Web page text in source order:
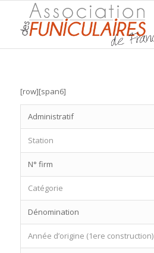
[row][span6]
Administratif
Station
N° firm
Catégorie
Dénomination
Année d’origine (1ere construction)